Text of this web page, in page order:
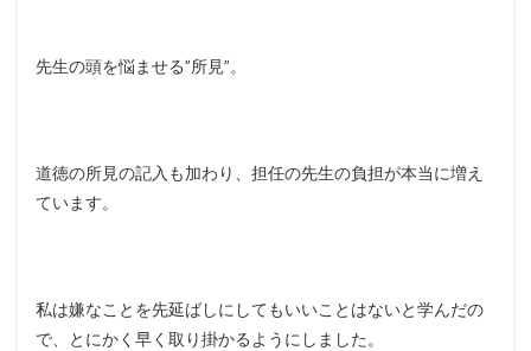
先生の頭を悩ませる”所見”。
道徳の所見の記入も加わり、担任の先生の負担が本当に増え
ています。
私は嫌なことを先延ばしにしてもいいことはないと学んだの
で、とにかく早く取り掛かるようにしました。